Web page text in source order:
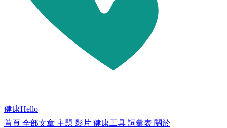
健康Hello
首頁 全部文章 主題 影片 健康工具 詞彙表 關於